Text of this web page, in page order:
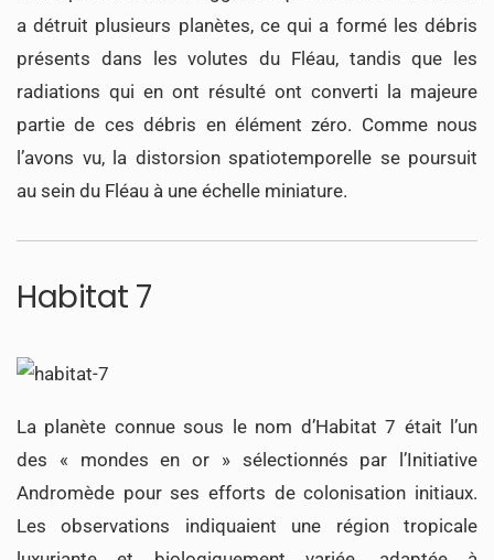
a détruit plusieurs planètes, ce qui a formé les débris
présents dans les volutes du Fléau, tandis que les
radiations qui en ont résulté ont converti la majeure
partie de ces débris en élément zéro. Comme nous
l’avons vu, la distorsion spatiotemporelle se poursuit
au sein du Fléau à une échelle miniature.
Habitat 7
La planète connue sous le nom d’Habitat 7 était l’un
des « mondes en or » sélectionnés par l’Initiative
Andromède pour ses efforts de colonisation initiaux.
Les observations indiquaient une région tropicale